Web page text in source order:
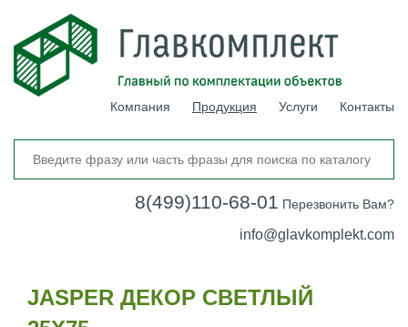
Компания Продукция Услуги Контакты
8(499)110-68-01 Перезвонить Вам?
info@glavkomplekt.com
JASPER ДЕКОР СВЕТЛЫЙ